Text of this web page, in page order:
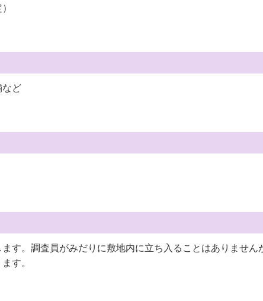
など
す。調査員がみだりに敷地内に立ち入ることはありません
す。